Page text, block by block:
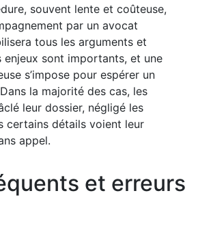
souvent lente et coûteuse,
par un avocat
tous les arguments et
enjeux sont importants, et une
s’impose pour espérer un
la majorité des cas, les
leur dossier, négligé les
certains détails voient leur
appel.
et erreurs